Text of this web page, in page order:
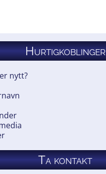
Hurtigkoblinger
nytt?
Ta kontakt